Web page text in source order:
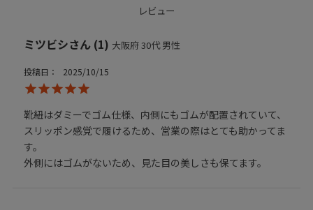
レビュー
ミツビシ 1 大阪府30代 男性
投稿日 2025/10/15
靴紐はダミーでゴム仕様、内側にもゴムが配置されていて、
スリッポン感覚で履けるため、営業の際はとても助かってま
す。
外側にはゴムがないため、見た目の美しさも保てます。